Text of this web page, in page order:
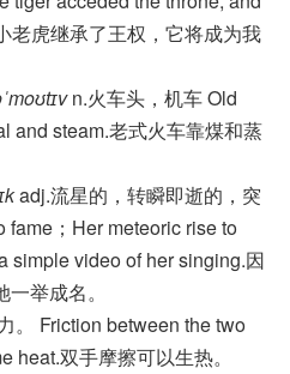
老虎继承了王权，它将成为我
n.火车头，机车 Old
and steam.老式火车靠煤和蒸
adj.流星的，转瞬即逝的，突
fame；Her meteoric rise to
simple video of her singing.因
举成名。
。 Friction between the two
heat.双手摩擦可以生热。